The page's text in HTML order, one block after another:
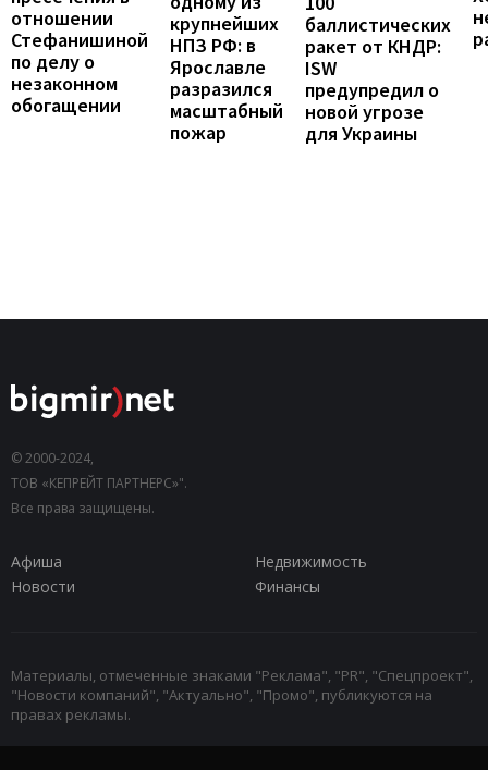
отношении
Стефанишиной
по делу о
незаконном
обогащении
крупнейших
НПЗ РФ: в
Ярославле
разразился
масштабный
пожар
баллистических
ракет от КНДР:
ISW
предупредил о
новой угрозе
для Украины
© 2000-2024,
ТОВ «КЕПРЕЙТ ПАРТНЕРС»".
Все права защищены.
Афиша
Недвижимость
Новости
Финансы
Материалы, отмеченные знаками "Реклама", "PR", "Спецпроект",
"Новости компаний", "Актуально", "Промо", публикуются на
правах рекламы.